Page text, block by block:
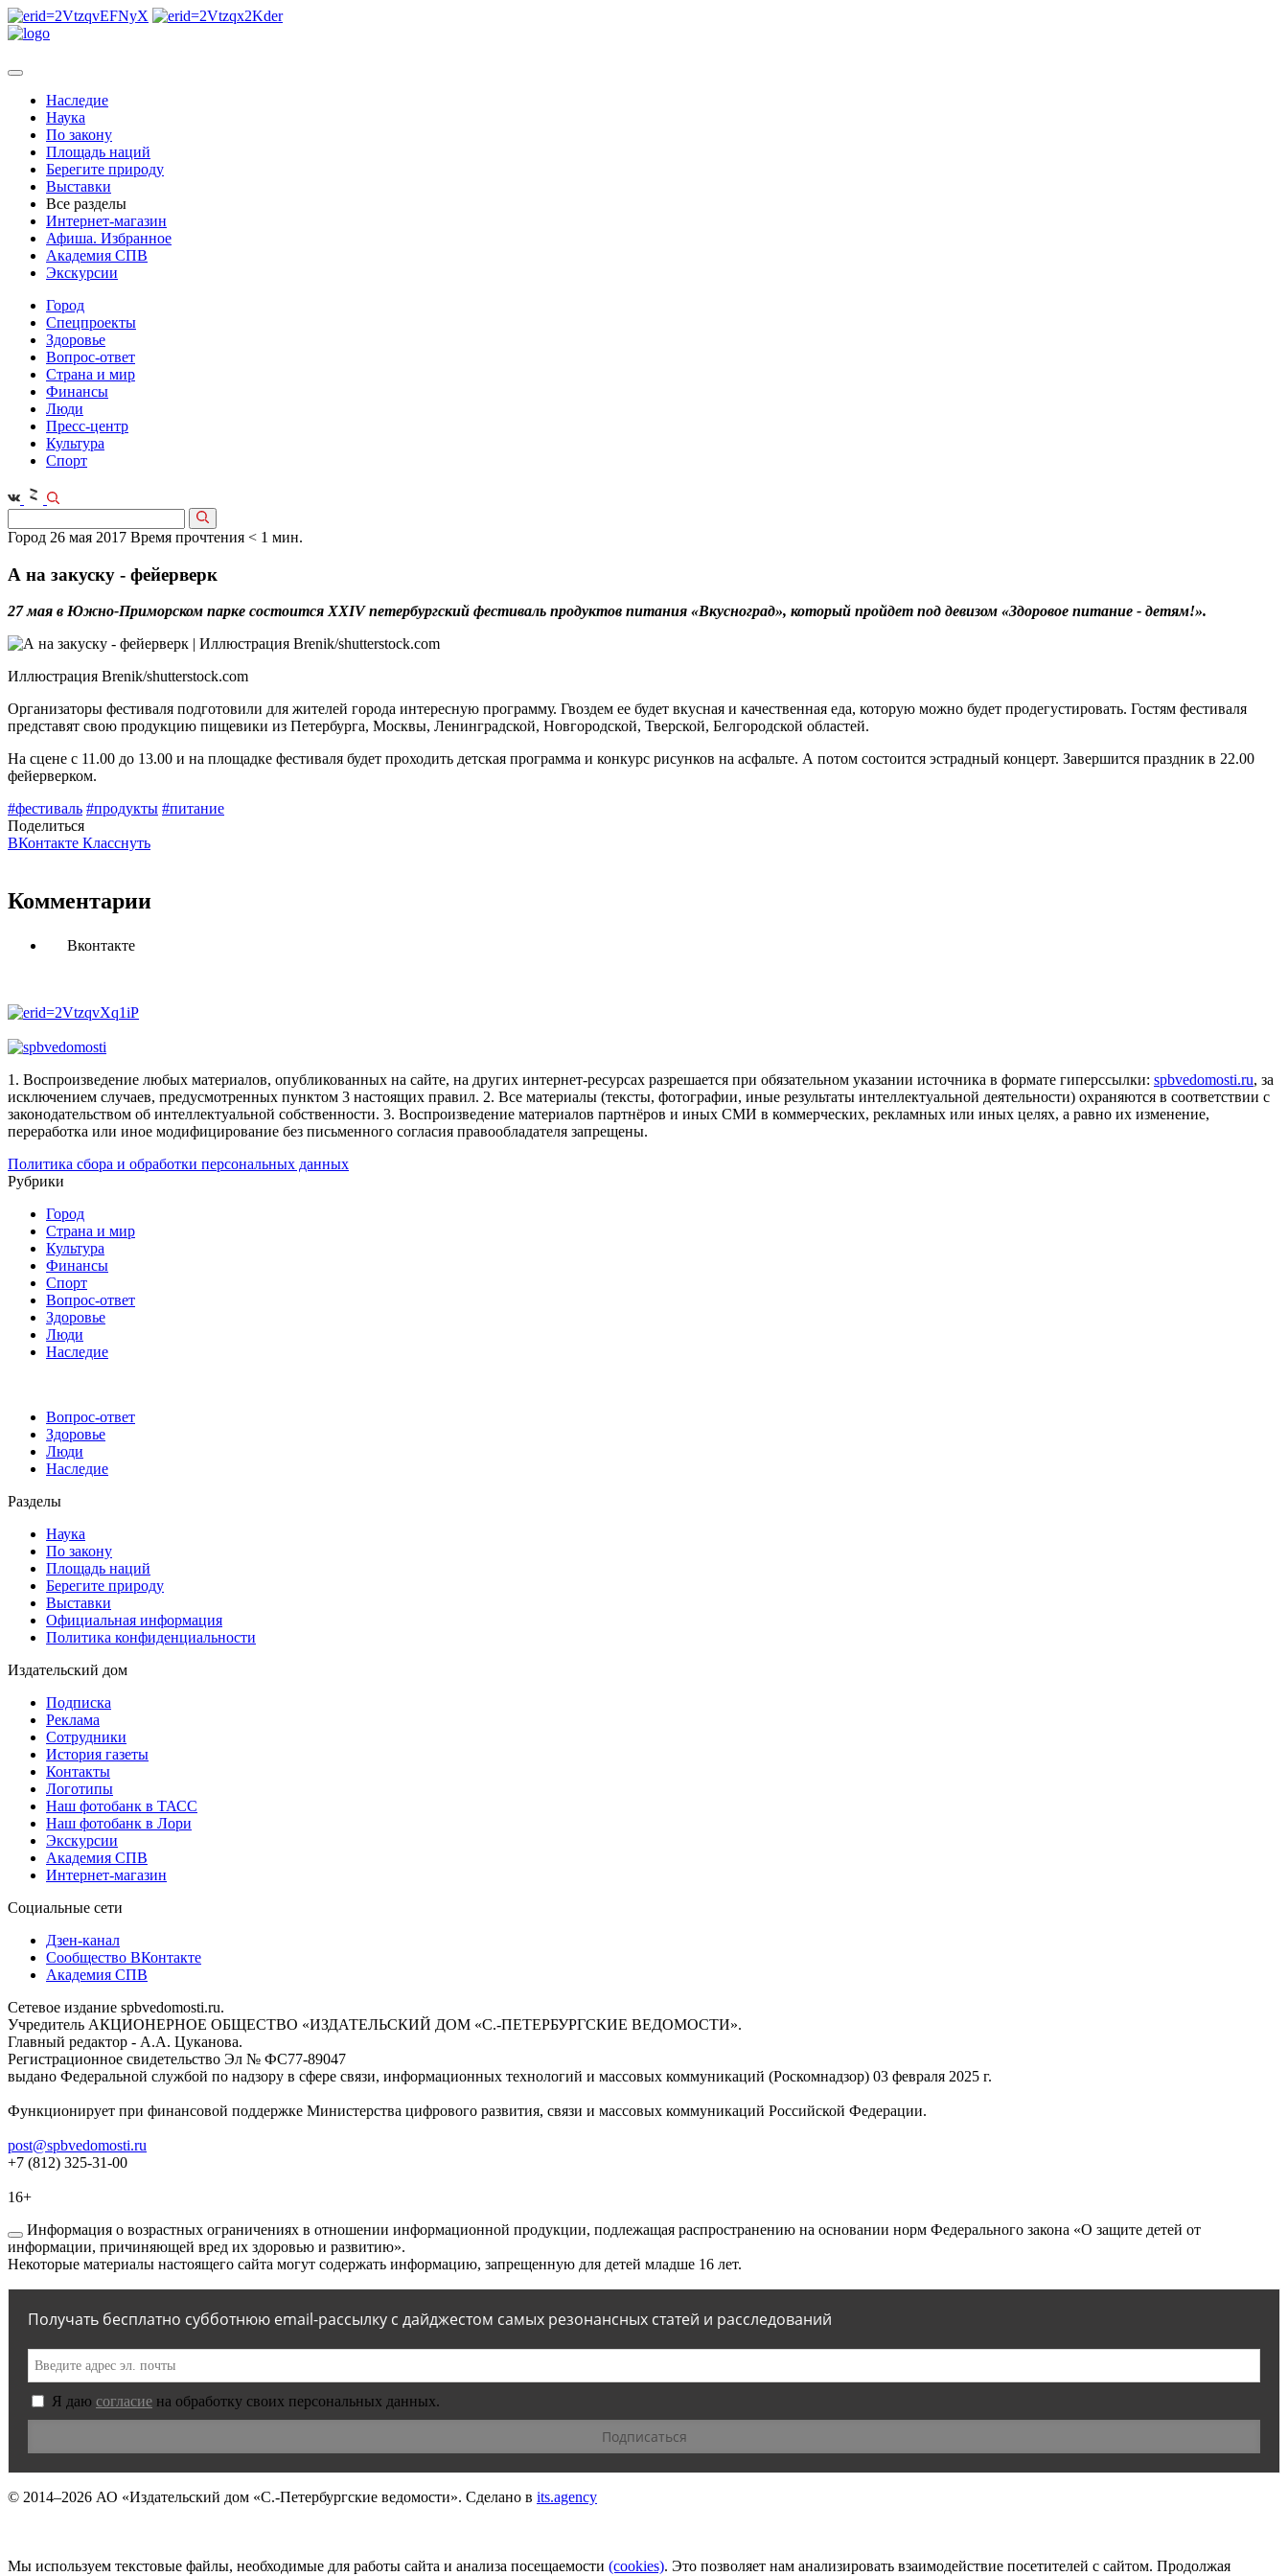
Наследие
Наука
По закону
Площадь наций
Берегите природу
Выставки
Все разделы
Интернет-магазин
Афиша. Избранное
Академия СПВ
Экскурсии
Город
Спецпроекты
Здоровье
Вопрос-ответ
Страна и мир
Финансы
Люди
Пресс-центр
Культура
Спорт
Город 26 мая 2017 Время прочтения < 1 мин.
А на закуску - фейерверк
27 мая в Южно-Приморском парке состоится ХXIV петербургский фестиваль продуктов питания «Вкусноград», который пройдет под девизом «Здоровое питание - детям!».
Иллюстрация Brenik/shutterstock.com
Организаторы фестиваля подготовили для жителей города интересную программу. Гвоздем ее будет вкусная и качественная еда, которую можно будет продегустировать. Гостям фестиваля
представят свою продукцию пищевики из Петербурга, Москвы, Ленинградской, Новгородской, Тверской, Белгородской областей.
На сцене с 11.00 до 13.00 и на площадке фестиваля будет проходить детская программа и конкурс рисунков на асфальте. А потом состоится эстрадный концерт. Завершится праздник в 22.00
фейерверком.
#фестиваль #продукты #питание
Поделиться
ВКонтакте Класснуть
Комментарии
Вконтакте
1. Воспроизведение любых материалов, опубликованных на сайте, на других интернет-ресурсах разрешается при обязательном указании источника в формате гиперссылки: spbvedomosti.ru, за
исключением случаев, предусмотренных пунктом 3 настоящих правил. 2. Все материалы (тексты, фотографии, иные результаты интеллектуальной деятельности) охраняются в соответствии с
законодательством об интеллектуальной собственности. 3. Воспроизведение материалов партнёров и иных СМИ в коммерческих, рекламных или иных целях, а равно их изменение,
переработка или иное модифицирование без письменного согласия правообладателя запрещены.
Политика сбора и обработки персональных данных
Рубрики
Город
Страна и мир
Культура
Финансы
Спорт
Вопрос-ответ
Здоровье
Люди
Наследие
Вопрос-ответ
Здоровье
Люди
Наследие
Разделы
Наука
По закону
Площадь наций
Берегите природу
Выставки
Официальная информация
Политика конфиденциальности
Издательский дом
Подписка
Реклама
Сотрудники
История газеты
Контакты
Логотипы
Наш фотобанк в ТАСС
Наш фотобанк в Лори
Экскурсии
Академия СПВ
Интернет-магазин
Социальные сети
Дзен-канал
Сообщество ВКонтакте
Академия СПВ
Сетевое издание spbvedomosti.ru.
Учредитель АКЦИОНЕРНОЕ ОБЩЕСТВО «ИЗДАТЕЛЬСКИЙ ДОМ «С.-ПЕТЕРБУРГСКИЕ ВЕДОМОСТИ».
Главный редактор - А.А. Цуканова.
Регистрационное свидетельство Эл № ФС77-89047
выдано Федеральной службой по надзору в сфере связи, информационных технологий и массовых коммуникаций (Роскомнадзор) 03 февраля 2025 г.
Функционирует при финансовой поддержке Министерства цифрового развития, связи и массовых коммуникаций Российской Федерации.
post@spbvedomosti.ru
+7 (812) 325-31-00
16+
Информация о возрастных ограничениях в отношении информационной продукции, подлежащая распространению на основании норм Федерального закона «О защите детей от
информации, причиняющей вред их здоровью и развитию».
Некоторые материалы настоящего сайта могут содержать информацию, запрещенную для детей младше 16 лет.
Получать бесплатно субботнюю email-рассылку с дайджестом самых резонансных статей и расследований
Я даю согласие на обработку своих персональных данных.
© 2014–2026 АО «Издательский дом «С.-Петербургские ведомости». Сделано в its.agency
Мы используем текстовые файлы, необходимые для работы сайта и анализа посещаемости (сookies). Это позволяет нам анализировать взаимодействие посетителей с сайтом. Продолжая